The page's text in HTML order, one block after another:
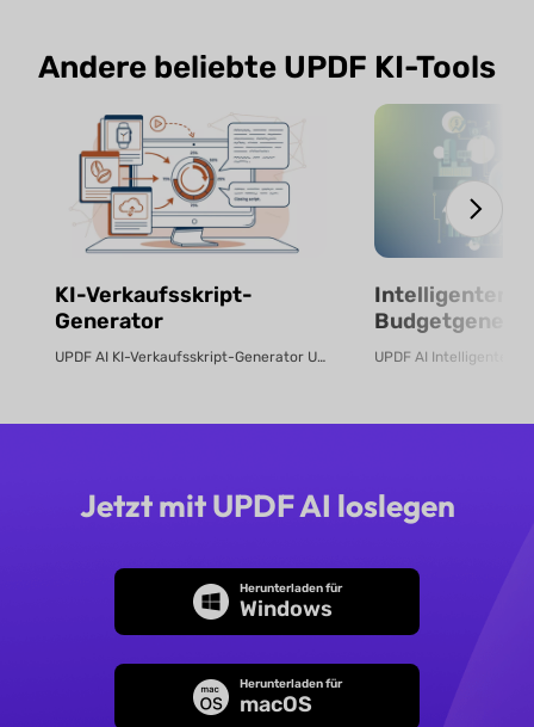
Andere beliebte UPDF KI-Tools
KI-Verkaufsskript-
Generator
UPDF AI KI-Verkaufsskript-Generator UPDF AI verwandelt Produkt-PDFs oder B...
Intelligenter
kostenlos
Jetzt mit UPDF AI loslegen
Herunterladen für
Windows
Herunterladen für
macOS